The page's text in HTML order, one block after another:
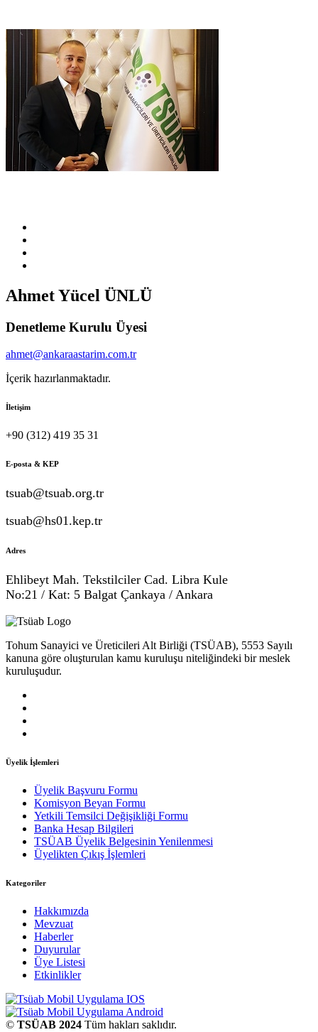
Ahmet Yücel ÜNLÜ
Denetleme Kurulu Üyesi
ahmet@ankaraastarim.com.tr
İçerik hazırlanmaktadır.
İletişim
+90 (312) 419 35 31
E-posta & KEP
tsuab@tsuab.org.tr
tsuab@hs01.kep.tr
Adres
Ehlibeyt Mah. Tekstilciler Cad. Libra Kule
No:21 / Kat: 5 Balgat Çankaya / Ankara
Tohum Sanayici ve Üreticileri Alt Birliği (TSÜAB), 5553 Sayılı
kanuna göre oluşturulan kamu kuruluşu niteliğindeki bir meslek
kuruluşudur.
Üyelik İşlemleri
Üyelik Başvuru Formu
Komisyon Beyan Formu
Yetkili Temsilci Değişikliği Formu
Banka Hesap Bilgileri
TSÜAB Üyelik Belgesinin Yenilenmesi
Üyelikten Çıkış İşlemleri
Kategoriler
Hakkımızda
Mevzuat
Haberler
Duyurular
Üye Listesi
Etkinlikler
© TSÜAB 2024 Tüm hakları saklıdır.